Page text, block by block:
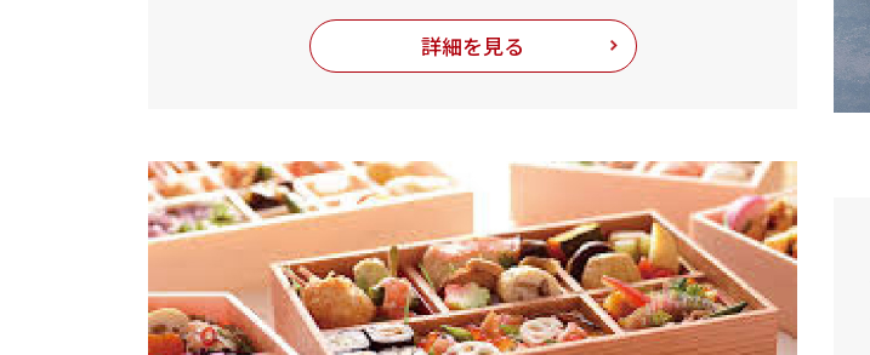
詳細を見る